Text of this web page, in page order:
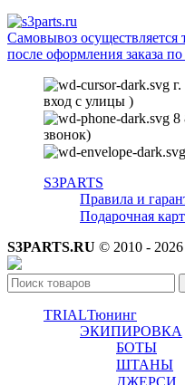
Самовывоз осуществляется
после оформления заказа по
вход с улицы )
8
звонок)
S3PARTS
Правила и
Подарочная
S3PARTS.RU © 2010 -
TRIALТюнинг
ЭКИПИРОВКА
БОТЫ
ШТАНЫ